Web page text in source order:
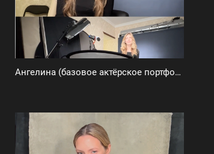
Ангелина (базовое актёрское портфолио)